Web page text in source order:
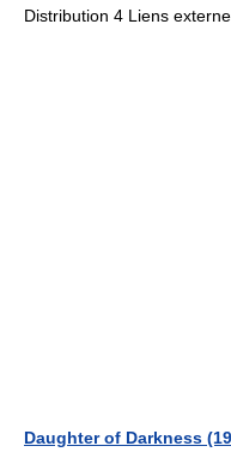
Distribution 4 Liens
Daughter of Darkness